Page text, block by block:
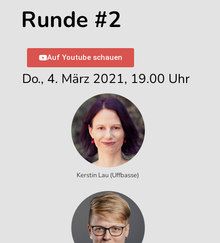
Runde #2
Auf Youtube schauen
Do., 4. März 2021, 19.00 Uhr
Kerstin Lau (Uffbasse)